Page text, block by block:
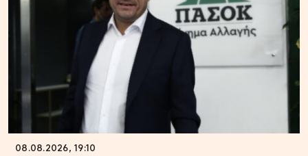
08.08.2026, 19:10